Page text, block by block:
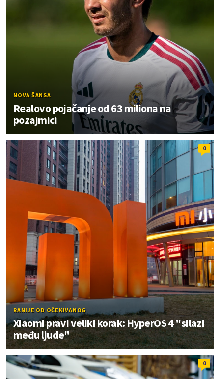
NOVA ŠANSA
Realovo pojačanje od 63 miliona na
pozajmici
0
RANIJE OD OČEKIVANOG
Xiaomi pravi veliki korak: HyperOS 4 "silazi
među ljude"
0